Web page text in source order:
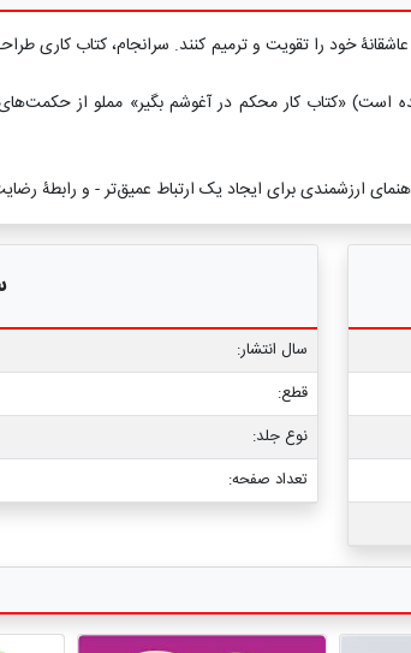
خود را تقویت و ترمیم کنند. سرانجام، کتاب
«کتاب کار محکم در آغوشم بگیر» مملو از
ارزشمندی برای ایجاد یک ارتباط عمیق‌تر - و
سال انتشار:
قطع:
نوع جلد:
تعداد صفحه: